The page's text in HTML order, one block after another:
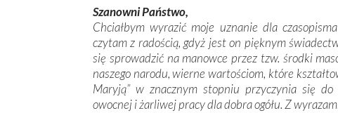
Szanowni Państwo,
Chciałbym wyrazić moje uznanie dla
czytam z radością, gdyż jest on pięknym
się sprowadzić na manowce przez tzw. środki
naszego narodu, wierne wartościom, które
Maryją” w znacznym stopniu przyczynia się
owocnej i żarliwej pracy dla dobra ogółu. Z